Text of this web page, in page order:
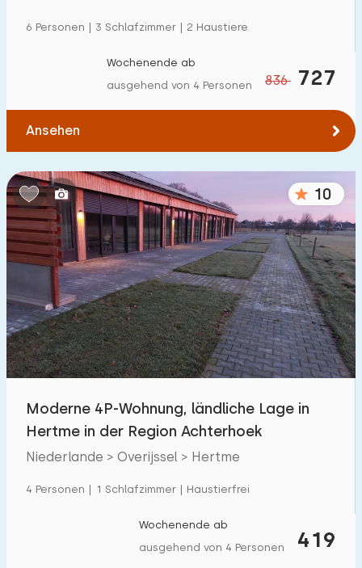
6 Personen | 3 Schlafzimmer | 2 Haustiere
836 727
Wochenende ab
ausgehend von 4 Personen
Ansehen
10
Moderne 4P-Wohnung, ländliche Lage in
Hertme in der Region Achterhoek
Niederlande > Overijssel > Hertme
4 Personen | 1 Schlafzimmer | Haustierfrei
419
Wochenende ab
ausgehend von 4 Personen